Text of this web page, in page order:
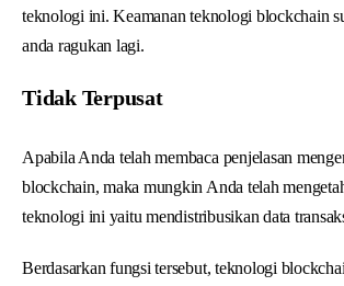
teknologi ini. Keamanan teknologi blockchain
anda ragukan lagi.
Tidak Terpusat
Apabila Anda telah membaca penjelasan
blockchain, maka mungkin Anda telah
teknologi ini yaitu mendistribusikan data
Berdasarkan fungsi tersebut, teknologi